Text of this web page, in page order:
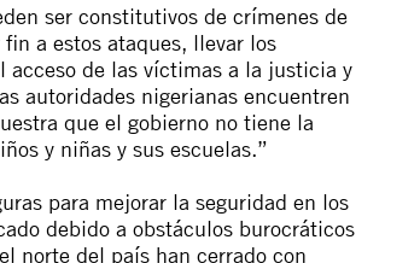
ser constitutivos de crímenes de
a estos ataques, llevar los
de las víctimas a la justicia y
autoridades nigerianas encuentren
que el gobierno no tiene la
y niñas y sus escuelas.”
para mejorar la seguridad en los
debido a obstáculos burocráticos
norte del país han cerrado con